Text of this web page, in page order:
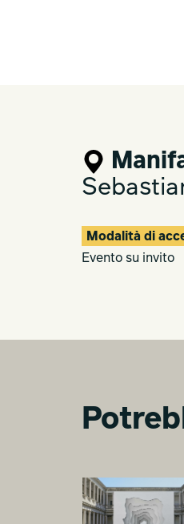
Modalità di
Evento su invito